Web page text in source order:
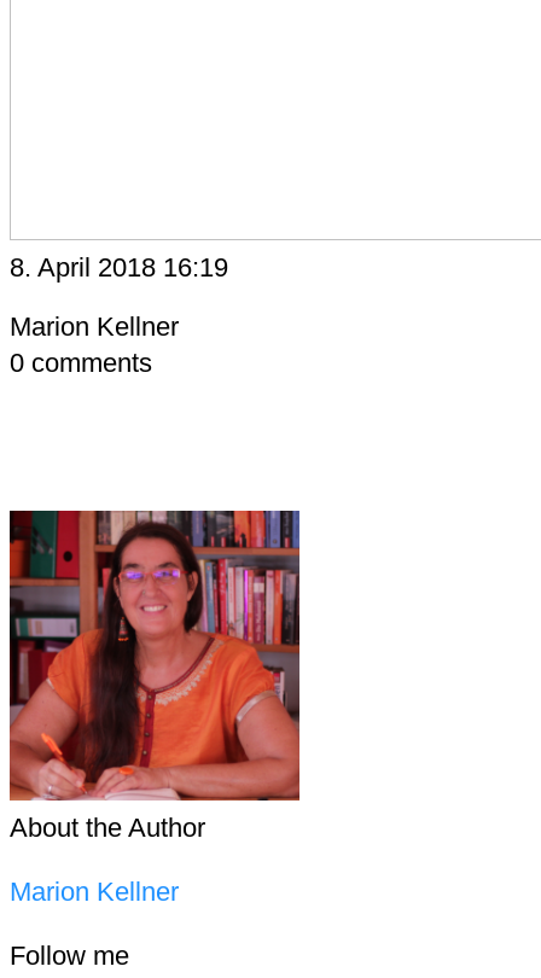
8. April 2018 16:19
Marion Kellner
0 comments
About the Author
Marion Kellner
Follow me